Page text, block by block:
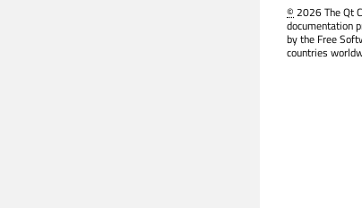
©2026 The Qt
documentation
by the Free
countries